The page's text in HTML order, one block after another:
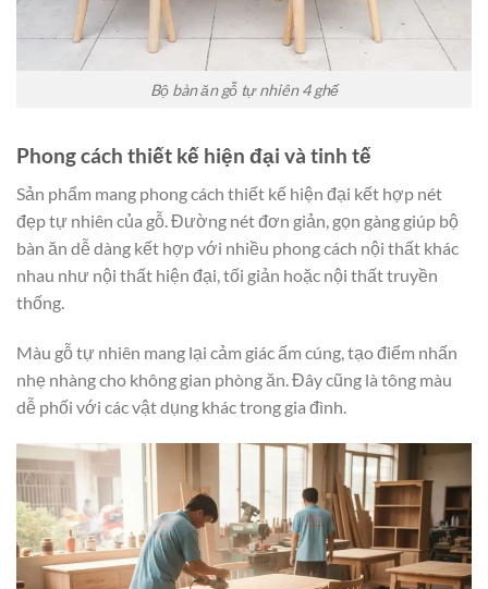
Bộ bàn ăn gỗ tự nhiên 4 ghế
Phong cách thiết kế hiện đại và tinh tế
Sản phẩm mang phong cách thiết kế hiện đại kết hợp nét
đẹp tự nhiên của gỗ. Đường nét đơn giản, gọn gàng giúp bộ
bàn ăn dễ dàng kết hợp với nhiều phong cách nội thất khác
nhau như nội thất hiện đại, tối giản hoặc nội thất truyền
thống.
Màu gỗ tự nhiên mang lại cảm giác ấm cúng, tạo điểm nhấn
nhẹ nhàng cho không gian phòng ăn. Đây cũng là tông màu
dễ phối với các vật dụng khác trong gia đình.